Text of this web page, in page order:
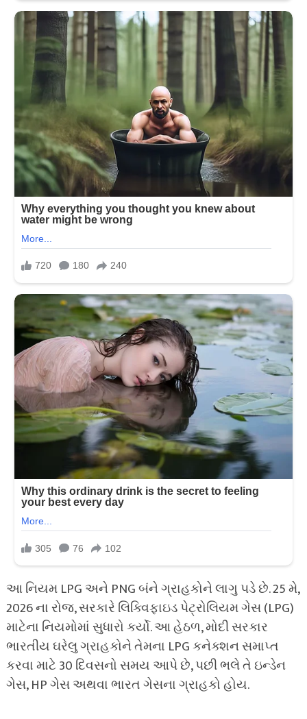
આ નિયમ LPG અને PNG બંને ગ્રાહકોને લાગુ પડે છે. 25 મે,
2026 ના રોજ, સરકારે લિક્વિફાઇડ પેટ્રોલિયમ ગેસ (LPG)
માટેના નિયમોમાં સુધારો કર્યો. આ હેઠળ, મોદી સરકાર
ભારતીય ઘરેલુ ગ્રાહકોને તેમના LPG કનેક્શન સમાપ્ત
કરવા માટે 30 દિવસનો સમય આપે છે, પછી ભલે તે ઇન્ડેન
ગેસ, HP ગેસ અથવા ભારત ગેસના ગ્રાહકો હોય.